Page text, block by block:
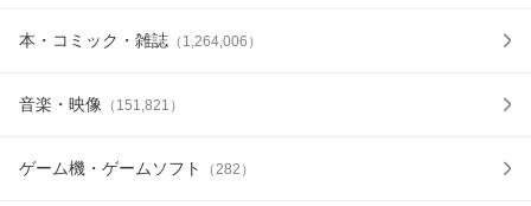
本・コミック・雑誌 （ 1,264,006 ）
音楽・映像 （ 151,821 ）
ゲーム機・ゲームソフト （282 ）